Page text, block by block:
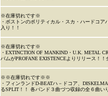
※在庫切れです※
・ボストンのポリティカル・スカ・ハードコア
入り！！
※在庫切れです※
・EXTINCTION OF MANKIND・U.K. METAL
バムがPROFANE EXISTENCEよりリリース！！
※※在庫切れです※※
・フィンランドD-BEATハ－ドコア、
るSPLIT！！ 各バンド３曲づつ収録の全６曲い